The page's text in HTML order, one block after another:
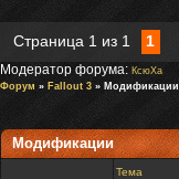
Страница 1 из 1 1
Модератор форума: КсюXa
Форум » Fallout 3 » Модификации
Модификации
Тема